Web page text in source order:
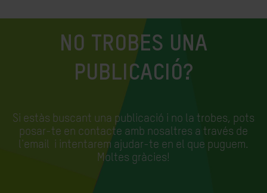
NO TROBES UNA
PUBLICACIÓ?
Si estàs buscant una publicació i no la trobes, pots
posar-te en contacte amb nosaltres a través de
l'email i intentarem ajudar-te en el que puguem.
Moltes gràcies!